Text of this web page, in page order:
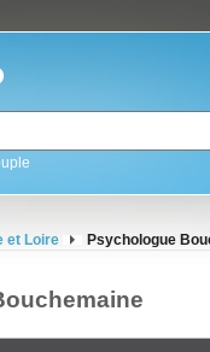
et Loire Psychologue